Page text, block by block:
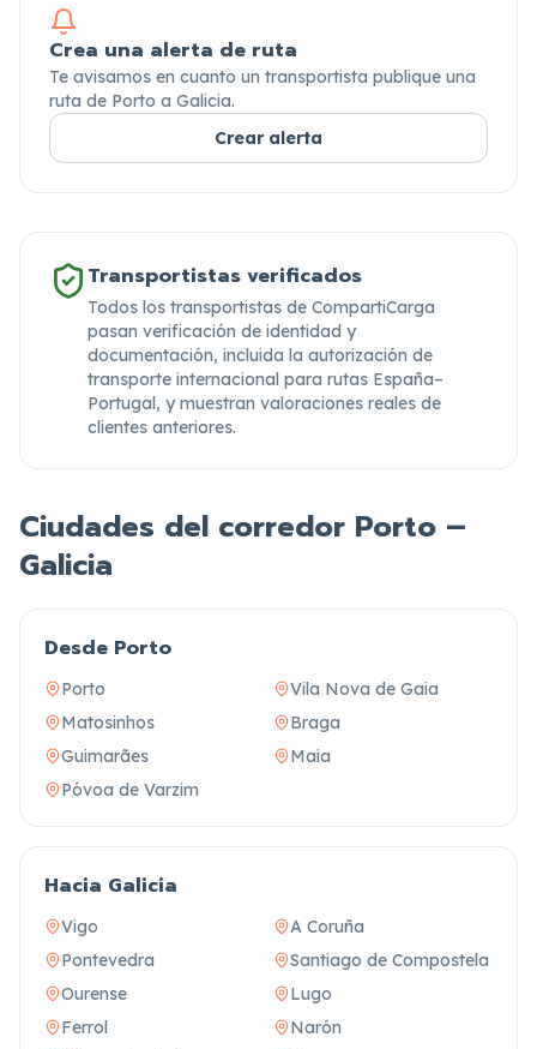
Crea una alerta de ruta
Te avisamos en cuanto un transportista publique una
ruta de Porto a Galicia.
Crear alerta
Transportistas verificados
Todos los transportistas de CompartiCarga
pasan verificación de identidad y
documentación, incluida la autorización de
transporte internacional para rutas España–
Portugal, y muestran valoraciones reales de
clientes anteriores.
Ciudades del corredor Porto –
Galicia
Desde Porto
Porto
Vila Nova de Gaia
Matosinhos
Braga
Guimarães
Maia
Póvoa de Varzim
Hacia Galicia
Vigo
A Coruña
Pontevedra
Santiago de Compostela
Ourense
Lugo
Ferrol
Narón